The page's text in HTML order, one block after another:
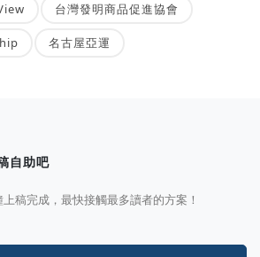
台灣發明商品促進協會
名古屋亞運
自助吧
稿完成，最快接觸最多讀者的方案！